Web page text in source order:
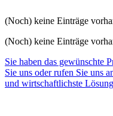
(Noch) keine Einträge
(Noch) keine Einträge
Sie haben das gewünschte
Sie uns oder rufen Sie uns
und wirtschaftlichste